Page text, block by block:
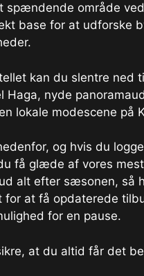
spændende område ved
base for at udforske
kan du slentre ned
Haga, nyde
lokale modescene på
og hvis du
få glæde af vores
alt efter sæsonen, så
at få opdaterede
for en pause.
at du altid får det